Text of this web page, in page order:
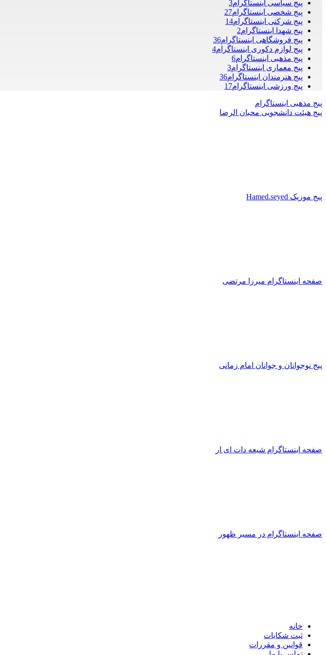
پیج سیاسی اینستاگرام3
پیج شخصی اینستاگرام27
پیج شرکتی اینستاگرام14
پیج شهدا اینستاگرام2
پیج فروشگاهی اینستاگرام36
پیج لوازم دکوری اینستاگرام4
پیج مذهبی اینستاگرام6
پیج معماری اینستاگرام3
پیج هنرمندان اینستاگرام36
پیج ورزشی اینستاگرام17
پیج مذهبی اینستاگرام
پیج هیئت دانشجویی محبان الرضا
پیج موزیک Hamed.seyed
صفحه اینستاگرام میرزا مرتضی
پیج نوجوانان و جوانان امام زمانی
صفحه اینستاگرام شیعه دات ای ار
صفحه اینستاگرام در مسیر ظهور
خانه
ثبت شکایات
قوانین و مقررات